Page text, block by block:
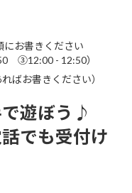
にお書きください
③12:00 - 12:50）
ばお書きください）
で遊ぼう♪
でも受付け